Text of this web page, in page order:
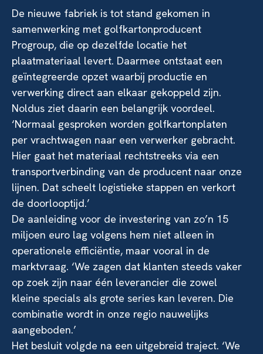
De nieuwe fabriek is tot stand gekomen in
samenwerking met golfkartonproducent
Progroup, die op dezelfde locatie het
plaatmateriaal levert. Daarmee ontstaat een
geïntegreerde opzet waarbij productie en
verwerking direct aan elkaar gekoppeld zijn.
Noldus ziet daarin een belangrijk voordeel.
‘Normaal gesproken worden golfkartonplaten
per vrachtwagen naar een verwerker gebracht.
Hier gaat het materiaal rechtstreeks via een
transportverbinding van de producent naar onze
lijnen. Dat scheelt logistieke stappen en verkort
de doorlooptijd.’
De aanleiding voor de investering van zo’n 15
miljoen euro lag volgens hem niet alleen in
operationele efficiëntie, maar vooral in de
marktvraag. ‘We zagen dat klanten steeds vaker
op zoek zijn naar één leverancier die zowel
kleine specials als grote series kan leveren. Die
combinatie wordt in onze regio nauwelijks
aangeboden.’
Het besluit volgde na een uitgebreid traject. ‘We